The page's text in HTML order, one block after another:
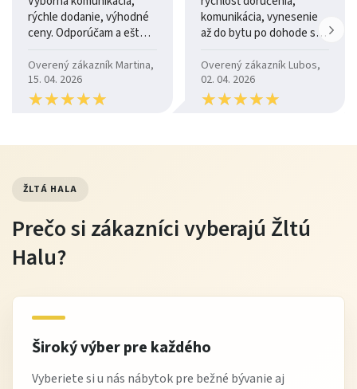
vankúše a prehozy, ktoré zvýraznia komfort a štýl
sedačky.
Výhody nákupu na Žltej Hale
Overená kvalita nábytku
Možnosť platby po dodaní
Doprava a výnos až k vám domov
Odborné poradenstvo pri výbere farby a materiálu
Je vhodná na každodenné sedenie?
Áno, stabilná konštrukcia a kvalitná koža poskytujú
rýchle dodanie, výhodné
ceny. Odporúčam a ešte
Overený zákazník Martina,
15. 04. 2026
★★★★★
★★★★★
komunikácia, vynesenie
až do bytu po dohode so
Overený zákazník Lubos,
02. 04. 2026
★★★★★
★★★★★
ŽLTÁ HALA
Prečo si zákazníci vyberajú Žltú
Halu?
Široký výber pre každého
Vyberiete si u nás nábytok pre bežné bývanie aj